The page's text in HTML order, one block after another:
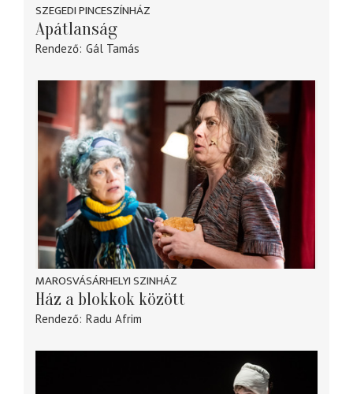
SZEGEDI PINCESZÍNHÁZ
Apátlanság
Rendező Gál Tamás
MAROSVÁSÁRHELYI SZINHÁZ
Ház a blokkok között
Rendező Radu Afrim